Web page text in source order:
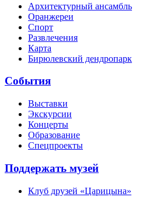
Архитектурный ансамбль
Оранжереи
Спорт
Развлечения
Карта
Бирюлевский дендропарк
События
Выставки
Экскурсии
Концерты
Образование
Спецпроекты
Поддержать музей
Клуб друзей «Царицына»